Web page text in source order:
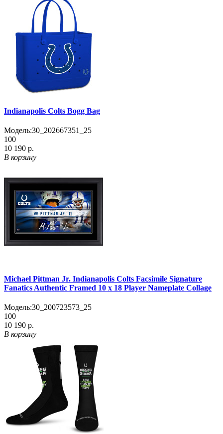
Indianapolis Colts Bogg Bag
Модель:30_202667351_25
100
10 190 р.
В корзину
Michael Pittman Jr. Indianapolis Colts Facsimile Signature
Fanatics Authentic Framed 10 x 18 Player Nameplate Collage
Модель:30_200723573_25
100
10 190 р.
В корзину